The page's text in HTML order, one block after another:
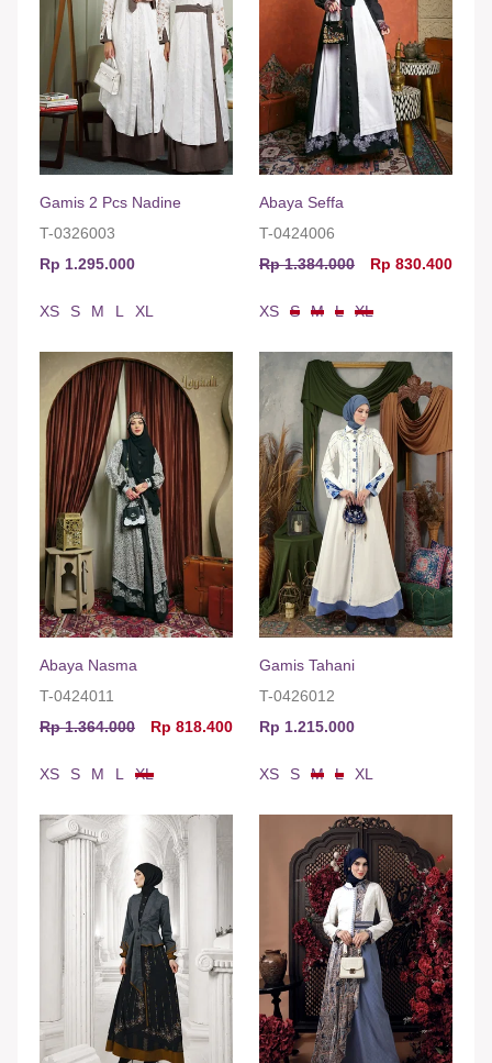
Gamis 2 Pcs Nadine
T-0326003
Rp 1.295.000
XS S M L XL
Abaya Seffa
T-0424006
Rp 1.384.000
Rp 830.400
XS S M L XL
Abaya Nasma
T-0424011
Rp 1.364.000
Rp 818.400
XS S M L XL
Gamis Tahani
T-0426012
Rp 1.215.000
XS S M L XL